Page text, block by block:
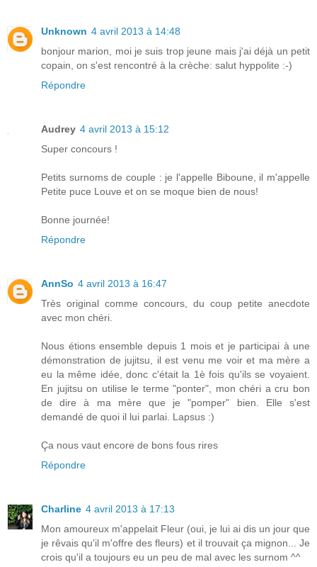
Unknown 4 avril 2013 à 14:48
bonjour marion, moi je suis trop jeune mais j'ai déjà un petit
copain, on s'est rencontré à la crèche: salut hyppolite :-)
Répondre
Audrey 4 avril 2013 à 15:12
Super concours !
Petits surnoms de couple : je l'appelle Biboune, il m'appelle
Petite puce Louve et on se moque bien de nous!
Bonne journée!
Répondre
AnnSo 4 avril 2013 à 16:47
Très original comme concours, du coup petite anecdote
avec mon chéri.
Nous étions ensemble depuis 1 mois et je participai à une
démonstration de jujitsu, il est venu me voir et ma mère a
eu la même idée, donc c'était la 1è fois qu'ils se voyaient.
En jujitsu on utilise le terme "ponter", mon chéri a cru bon
de dire à ma mère que je "pomper" bien. Elle s'est
demandé de quoi il lui parlai. Lapsus :)
Ça nous vaut encore de bons fous rires
Répondre
Charline 4 avril 2013 à 17:13
Mon amoureux m'appelait Fleur (oui, je lui ai dis un jour que
je rêvais qu'il m'offre des fleurs) et il trouvait ça mignon... Je
crois qu'il a toujours eu un peu de mal avec les surnom ^^